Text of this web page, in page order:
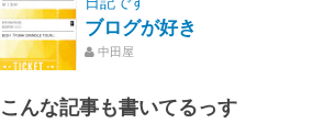
ブログが好き
中田屋
こんな記事も書いてるっす